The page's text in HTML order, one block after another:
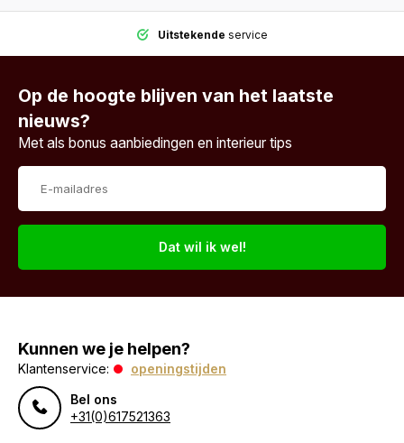
Uitstekende service
Op de hoogte blijven van het laatste
nieuws?
Met als bonus aanbiedingen en interieur tips
Dat wil ik wel!
Kunnen we je helpen?
Klantenservice:
openingstijden
Bel ons
+31(0)617521363